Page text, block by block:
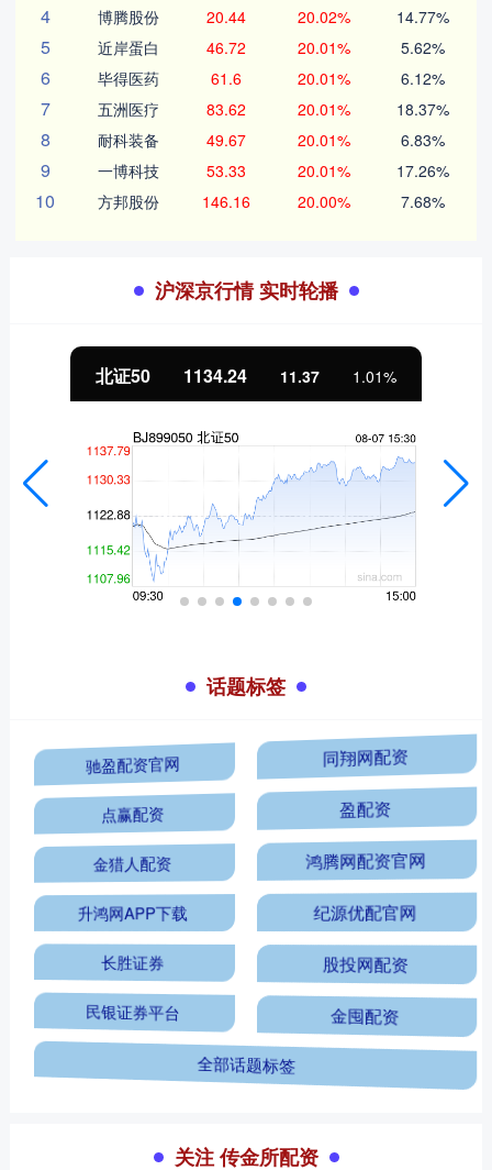
4 博腾股份 20.44 20.02% 14.77%
5 近岸蛋白 46.72 20.01% 5.62%
6 毕得医药 61.6 20.01% 6.12%
7 五洲医疗 83.62 20.01% 18.37%
8 耐科装备 49.67 20.01% 6.83%
9 一博科技 53.33 20.01% 17.26%
10 方邦股份 146.16 20.00% 7.68%
沪深京行情 实时轮播
北证50 1134.24 11.37 1.01%
话题标签
驰盈配资官网 同翔网配资
点赢配资 盈配资
金猎人配资 鸿腾网配资官网
升鸿网APP下载 纪源优配官网
长胜证券 股投网配资
民银证券平台 金囤配资
全部话题标签
关注 传金所配资